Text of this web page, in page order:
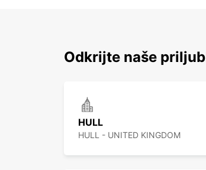
Odkrijte naše
HULL
HULL - UNITED KINGDOM